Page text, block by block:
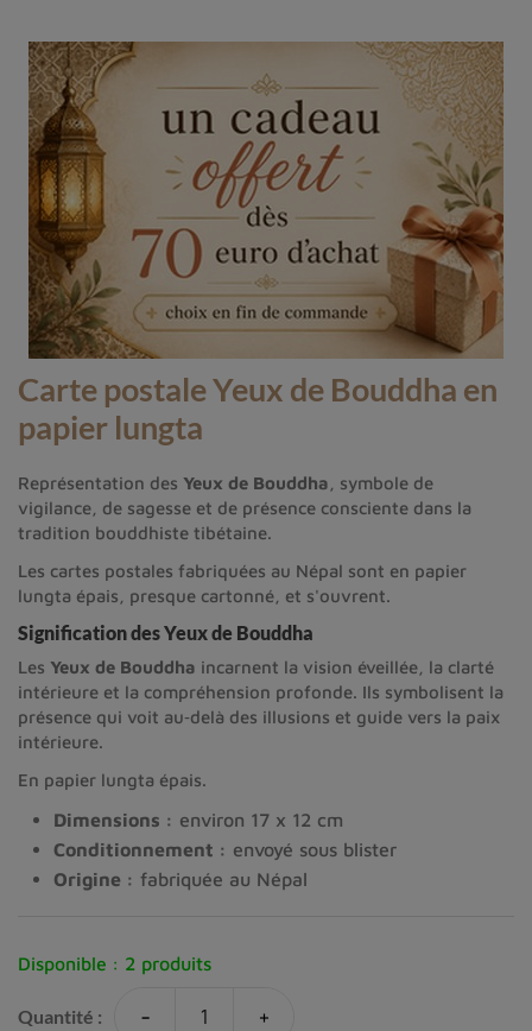
(1 avis)
Carte postale Yeux de Bouddha en
papier lungta
Représentation des Yeux de Bouddha , symbole de
vigilance, de sagesse et de présence consciente dans la
tradition bouddhiste tibétaine.
Les cartes postales fabriquées au Népal sont en papier
lungta épais, presque cartonné, et s'ouvrent.
Signification des Yeux de Bouddha
Les Yeux de Bouddha incarnent la vision éveillée, la clarté
intérieure et la compréhension profonde. Ils symbolisent la
présence qui voit au‑delà des illusions et guide vers la paix
intérieure.
En papier lungta épais.
Dimensions : environ 17 x 12 cm
Conditionnement : envoyé sous blister
Origine : fabriquée au Népal
Disponible : 2 produits
Quantité : - +